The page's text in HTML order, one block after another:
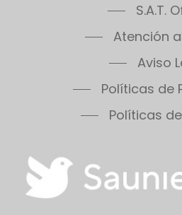
S.A.T.
Atención
Aviso
Políticas de
Políticas